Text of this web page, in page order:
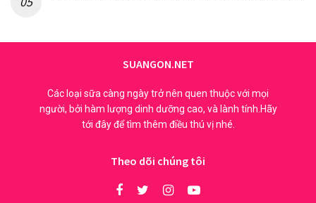
SUANGON.NET
Các loại sữa càng ngày trở nên quen thuộc với mọi
người, bởi hàm lượng dinh dưỡng cao, và lành tính.Hãy
tới đây để tìm thêm điều thú vị nhé.
Theo dõi chúng tôi